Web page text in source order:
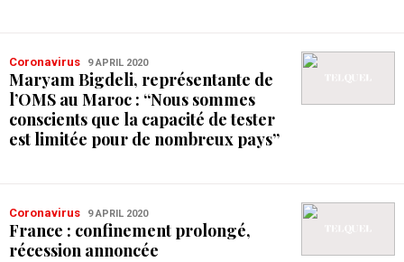
Coronavirus 9 APRIL 2020
Maryam Bigdeli, représentante de
l’OMS au Maroc : “Nous sommes
conscients que la capacité de tester
est limitée pour de nombreux pays”
Coronavirus 9 APRIL 2020
France : confinement prolongé,
récession annoncée